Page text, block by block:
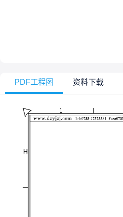
PDF工程图 资料下载